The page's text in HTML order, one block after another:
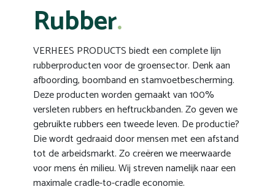
Rubber
VERHEES PRODUCTS biedt een complete lijn
rubberproducten voor de groensector. Denk aan
afboording, boomband en stamvoetbescherming.
Deze producten worden gemaakt van 100%
versleten rubbers en heftruckbanden. Zo geven we
gebruikte rubbers een tweede leven. De productie?
Die wordt gedraaid door mensen met een afstand
tot de arbeidsmarkt. Zo creëren we meerwaarde
voor mens én milieu. Wij streven namelijk naar een
maximale cradle-to-cradle economie.